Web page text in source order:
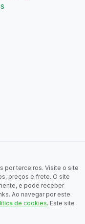
por terceiros. Visite o site
preços e frete. O site
e pode receber
Ao navegar por este
de cookies. Este site